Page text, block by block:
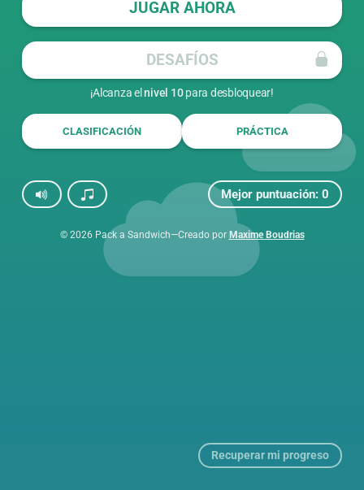
JUGAR AHORA
DESAFÍOS
¡Alcanza elnivel 10para desbloquear!
CLASIFICACIÓN PRÁCTICA
Mejor puntuación: 0
© 2026 Pack a Sandwich—Creado por Maxime Boudrias
Recuperar mi progreso